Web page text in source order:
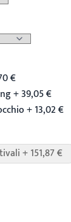
€
+ 39,05 €
+ 13,02 €
+ 151,87 €